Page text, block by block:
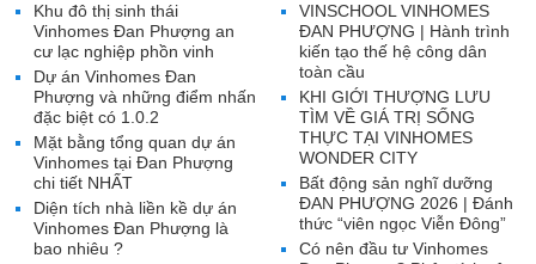
VINSCHOOL VINHOMES
ĐAN PHƯỢNG | Hành trình
kiến tạo thế hệ công dân
toàn cầu
KHI GIỚI THƯỢNG LƯU
TÌM VỀ GIÁ TRỊ SỐNG
THỰC TẠI VINHOMES
WONDER CITY
Bất động sản nghĩ dưỡng
ĐAN PHƯỢNG 2026 | Đánh
thức “viên ngọc Viễn Đông”
Có nên đầu tư Vinhomes
Khu đô thị sinh thái
Vinhomes Đan Phượng an
cư lạc nghiệp phồn vinh
Dự án Vinhomes Đan
Phượng và những điểm nhấn
đặc biệt có 1.0.2
Mặt bằng tổng quan dự án
Vinhomes tại Đan Phượng
chi tiết NHẤT
Diện tích nhà liền kề dự án
Vinhomes Đan Phượng là
bao nhiêu ?